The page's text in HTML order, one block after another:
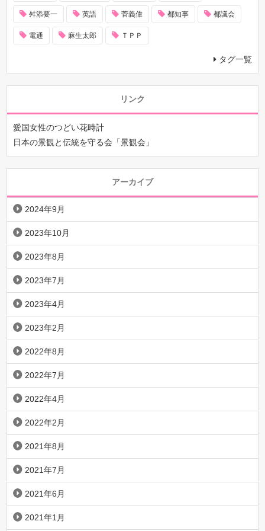
舛添要一 英語 菅義偉 都知事 都議会
電通 麻生太郎 ＴＰＰ
タグ一覧
リンク
愛国女性のつどい花時計
日本の景観と伝統を守る会「景観会」
アーカイブ
2024年9月
2023年10月
2023年8月
2023年7月
2023年4月
2023年2月
2022年8月
2022年7月
2022年4月
2022年2月
2021年8月
2021年7月
2021年6月
2021年1月